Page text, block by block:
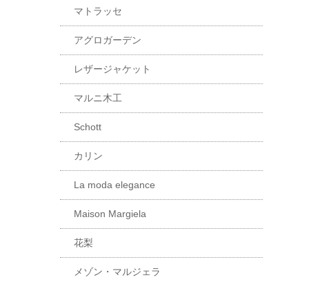
マトラッセ
アグロガーデン
レザージャケット
マルニ木工
Schott
カリン
La moda elegance
Maison Margiela
花梨
メゾン・マルジェラ